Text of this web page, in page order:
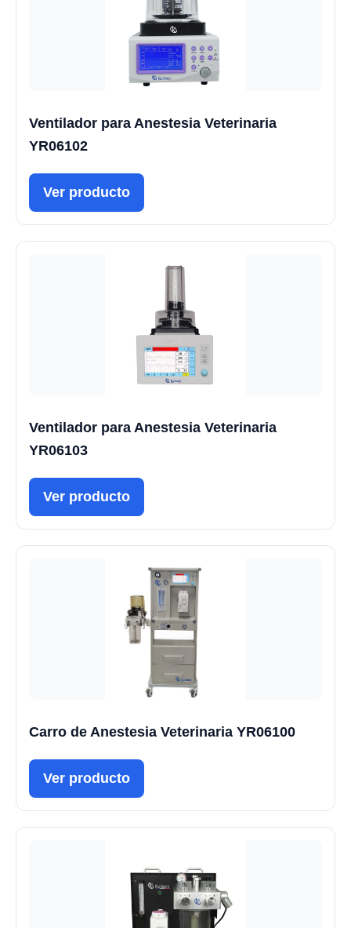
Ventilador para Anestesia Veterinaria
YR06102
Ver producto
Ventilador para Anestesia Veterinaria
YR06103
Ver producto
Carro de Anestesia Veterinaria YR06100
Ver producto